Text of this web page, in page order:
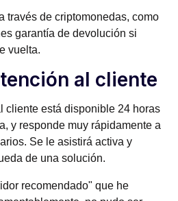
través de criptomonedas, como
garantía de devolución si
vuelta.
al cliente
cliente está disponible 24 horas
y responde muy rápidamente a
Se le asistirá activa y
de una solución.
recomendado" que he